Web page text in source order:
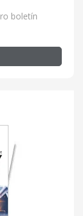
boletín